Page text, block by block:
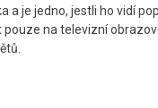
a je jedno, jestli ho vidí
na televizní